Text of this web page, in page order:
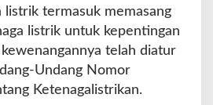
listrik termasuk memasang
listrik untuk kepentingan
telah diatur
Undang Nomor
Ketenagalistrikan.